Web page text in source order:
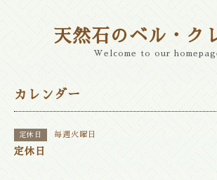
天然石のベル・ク
Welcome to our
カレンダー
定休日 毎週火曜日
定休日